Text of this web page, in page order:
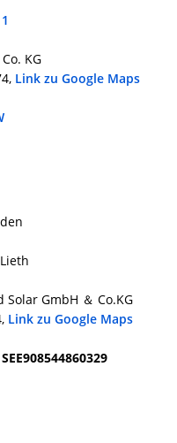
KG
Link zu Google Maps
GmbH ＆ Co.KG
Link zu Google Maps